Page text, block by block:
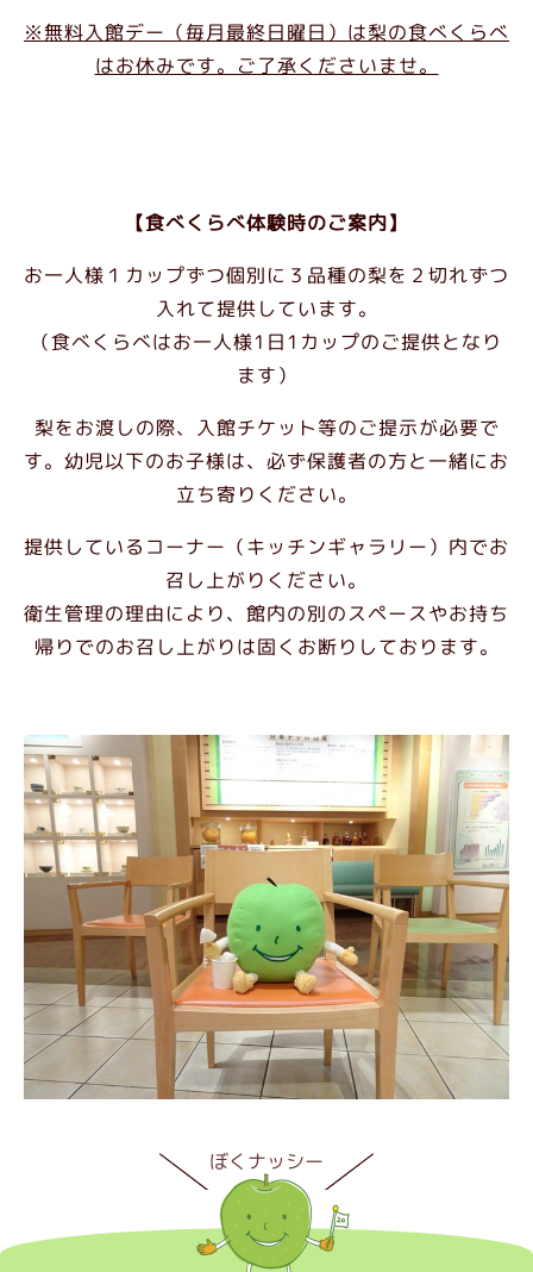
※無料入館デー（毎月最終日曜日）は梨の食べくらべ
はお休みです。ご了承くださいませ。
【食べくらべ体験時のご案内】
お一人様１カップずつ個別に３品種の梨を２切れずつ
入れて提供しています。
（食べくらべはお一人様1日1カップのご提供となり
ます）
梨をお渡しの際、入館チケット等のご提示が必要で
す。幼児以下のお子様は、必ず保護者の方と一緒にお
立ち寄りください。
提供しているコーナー（キッチンギャラリー）内でお
召し上がりください。
衛生管理の理由により、館内の別のスペースやお持ち
帰りでのお召し上がりは固くお断りしております。